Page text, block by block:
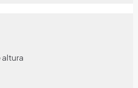
altura